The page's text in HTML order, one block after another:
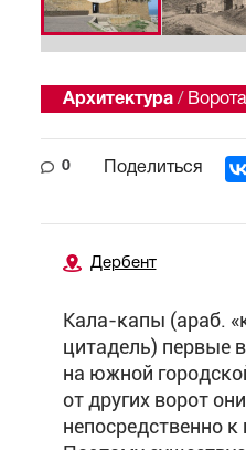
Архитектура /
0 Поделиться
Дербент
Кала-капы (араб.
цитадель) первые
на южной
от других ворот
непосредственно